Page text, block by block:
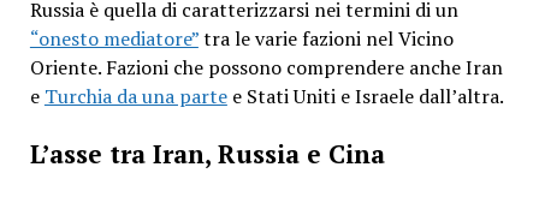
Russia è quella di caratterizzarsi nei termini di un
“onesto mediatore”tra le varie fazioni nel Vicino
Oriente. Fazioni che possono comprendere anche Iran
e Turchia da una partee Stati Uniti e Israele dall’altra.
L’asse tra Iran, Russia e Cina